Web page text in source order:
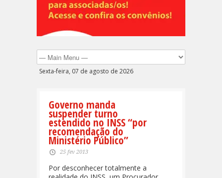
Sexta-feira, 07 de agosto de 2026
Governo manda
suspender turno
estendido no INSS “por
recomendação do
Ministério Público”
25 fev 2013
Por desconhecer totalmente a